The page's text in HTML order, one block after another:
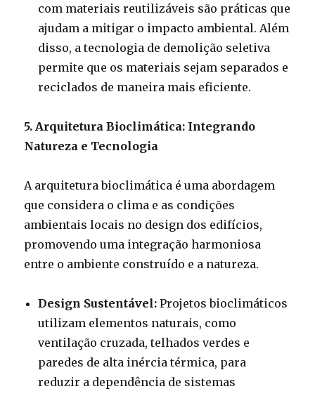
com materiais reutilizáveis são práticas que
ajudam a mitigar o impacto ambiental. Além
disso, a tecnologia de demolição seletiva
permite que os materiais sejam separados e
reciclados de maneira mais eficiente.
5. Arquitetura Bioclimática: Integrando
Natureza e Tecnologia
A arquitetura bioclimática é uma abordagem
que considera o clima e as condições
ambientais locais no design dos edifícios,
promovendo uma integração harmoniosa
entre o ambiente construído e a natureza.
Design Sustentável: Projetos bioclimáticos
utilizam elementos naturais, como
ventilação cruzada, telhados verdes e
paredes de alta inércia térmica, para
reduzir a dependência de sistemas